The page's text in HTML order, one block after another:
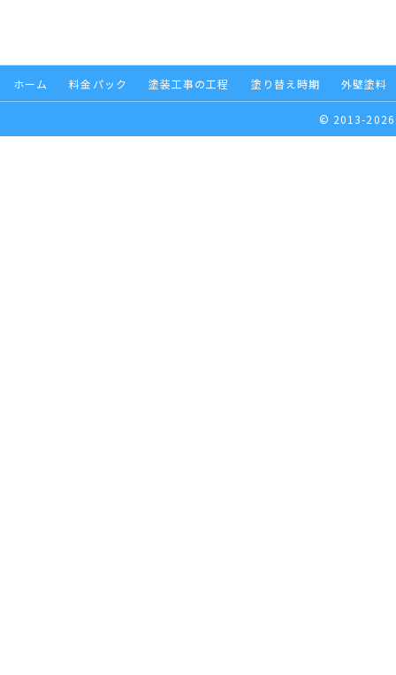
ホーム 料金パック 塗装工事の工程 塗り替え時期 外壁塗料
© 2013-2026